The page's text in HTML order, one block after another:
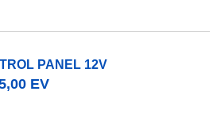
PANEL 12V
EV